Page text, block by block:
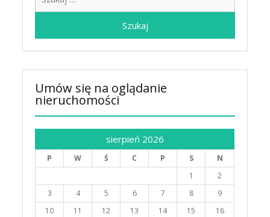
Umów się na oglądanie
nieruchomości
sierpień 2026
P W Ś C P S
N
1
2
3
4 5 6 7 8
9
10
11 12 13 14 15
16